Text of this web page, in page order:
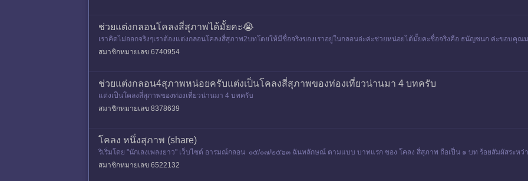
ช่วยแต่งกลอนโคลงสี่สุภาพได้มั้ยคะ😭
เราคิดไม่ออกจริงๆเราต้องแต่งกลอนโคลงสี่สุภาพ2บทโดยให้มีชื่อจริงของเราอยู่ในกลอนอ่ะค่ะช่วยหน่อยได้มั้ยคะชื่อจริงคือ ธนัญชนก ค่ะขอบ
สมาชิกหมายเลข 6740954
ช่วยแต่งกลอน4สุภาพหน่อยครับแต่งเป็นโคลงสี่สุภาพของท่องเที่ยวน่านมา 4 บทครับ
แต่งเป็นโคลงสี่สุภาพของท่องเที่ยวน่านมา 4 บทครับ
สมาชิกหมายเลข 8378639
โคลง หนึ่งสุภาพ (share)
ริเริ่มโดย "นักเลงเพลงยาว" เว็บไซต์ อารมณ์กลอน ๐๕/๐๗/๒๕๖๓ ฉันทลักษณ์ ตามแบบ บาทแรก ของ โคลง สี่สุภาพ ถือเป็น ๑ บท ร้อยสัมผัสระห
สมาชิกหมายเลข 6522132